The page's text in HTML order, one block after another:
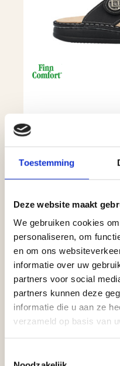
Toestemming
Deze website maakt
We gebruiken cookies
personaliseren, om
en om ons
informatie over uw
partners voor social
partners kunnen deze
informatie die u aan ze
verzameld op basis van